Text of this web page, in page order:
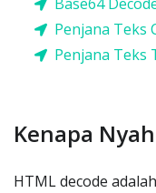
Penjana Teks
Penjana Teks
Kenapa
HTML decode